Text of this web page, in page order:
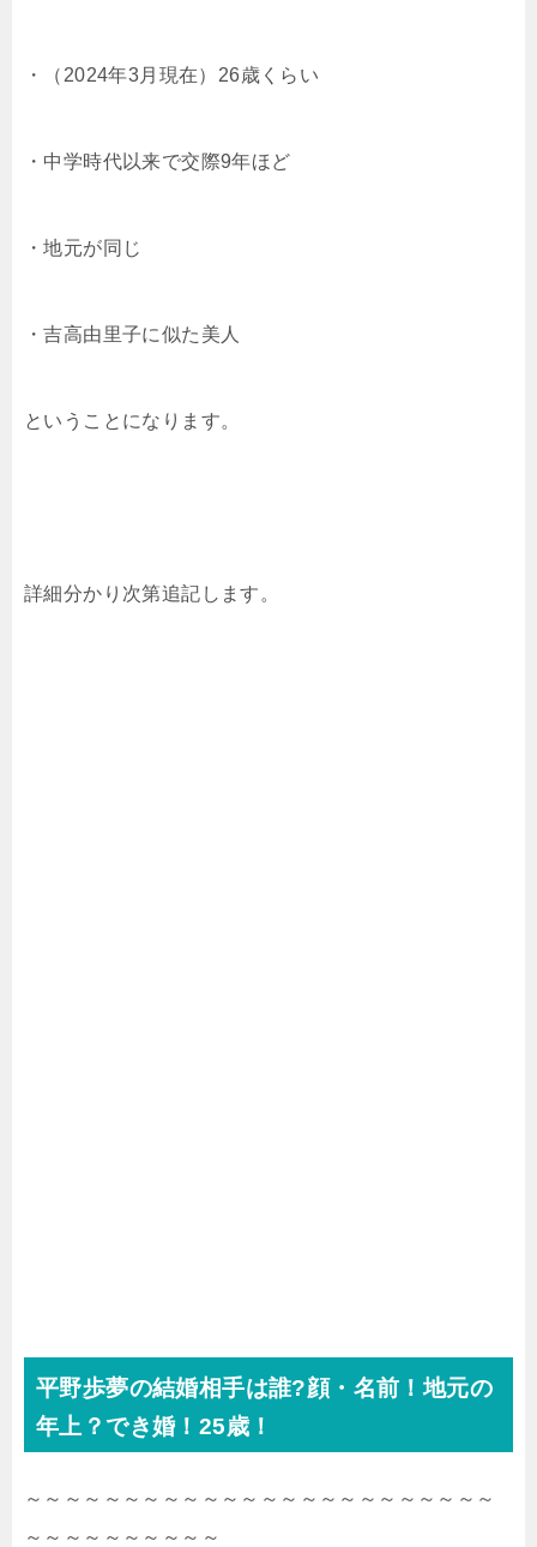
・（2024年3月現在）26歳くらい
・中学時代以来で交際9年ほど
・地元が同じ
・吉高由里子に似た美人
ということになります。
詳細分かり次第追記します。
平野歩夢の結婚相手は誰?顔・名前！地元の
年上？でき婚！25歳！
～～～～～～～～～～～～～～～～～～～～～～～～
～～～～～～～～～～